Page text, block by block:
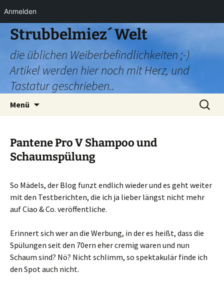
Anmelden
Zum
Inhalt
springen
Strubbelmiez´ Welt
die üblichen Weiberbefindlichkeiten ;-)
Artikel werden hier noch mit Herz, und
Tastatur geschrieben..
Menü
Suchen
nach:
Pantene Pro V Shampoo und
Schaumspülung
So Mädels, der Blog funzt endlich wieder und es geht weiter
mit den Testberichten, die ich ja lieber längst nicht mehr
auf Ciao & Co. veröffentliche.
Erinnert sich wer an die Werbung, in der es heißt, dass die
Spülungen seit den 70ern eher cremig waren und nun
Schaum sind? Nö? Nicht schlimm, so spektakulär finde ich
den Spot auch nicht.